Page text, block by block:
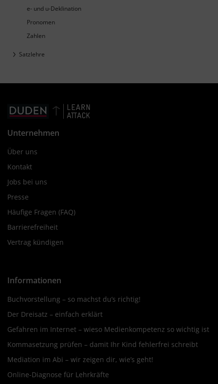
e- und u-Deklination
Pronomen
Zahlen
Satzlehre
Unternehmen
Über uns
Kontakt
Jobs bei uns
Presse
Häufige Fragen (FAQ)
Barrierefreiheit
Vertrag kündigen
Informationen
Buchvorstellung – so machst du’s richtig!
Der Dreisatz – einfach erklärt
Gefahren im Internet – wieso Medienkompetenz so wichtig ist
Kommasetzung prüfen – damit Ihr Kind fehlerfrei schreibt
Mediation im Abi – wir zeigen dir, wie’s geht!
Online-Diagnose für Lehrkräfte